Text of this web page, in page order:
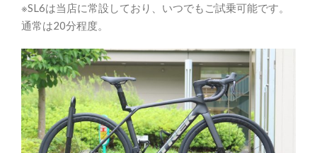
※SL6は当店に常設しており、いつでもご試乗可能です。
通常は20分程度。